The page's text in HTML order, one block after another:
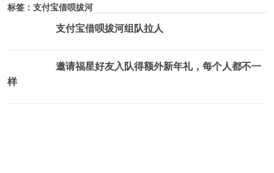
标签：支付宝借呗拔河
支付宝借呗拔河组队拉人
邀请福星好友入队得额外新年礼，每个人都不一
样